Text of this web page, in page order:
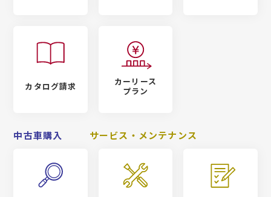
カタログ請求
カーリース
プラン
中古車購入 サービス・メンテナンス